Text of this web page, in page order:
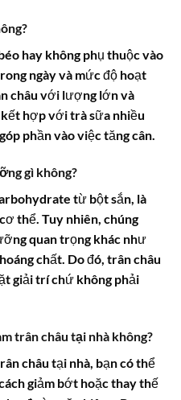
hay không phụ thuộc vào
ngày và mức độ hoạt
châu với lượng lớn và
hợp với trà sữa nhiều
phần vào việc tăng cân.
gì không?
từ bột sắn, là
thể. Tuy nhiên, chúng
quan trọng khác như
chất. Do đó, trân châu
giải trí chứ không phải
trân châu tại nhà không?
châu tại nhà, bạn có thể
giảm bớt hoặc thay thế